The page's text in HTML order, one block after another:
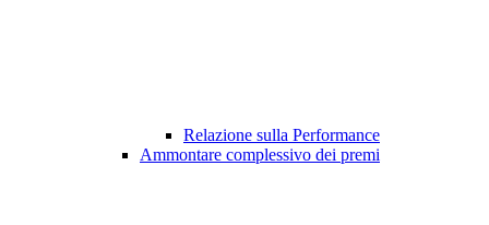
Relazione sulla Performance
Ammontare complessivo dei premi